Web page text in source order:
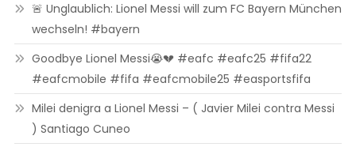
🚨 Unglaublich: Lionel Messi will zum FC Bayern München
wechseln! #bayern
Goodbye Lionel Messi😭💔 #eafc #eafc25 #fifa22
#eafcmobile #fifa #eafcmobile25 #easportsfifa
Milei denigra a Lionel Messi – ( Javier Milei contra Messi
) Santiago Cuneo